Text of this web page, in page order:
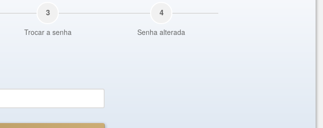
3
Trocar a senha
4
Senha alterada